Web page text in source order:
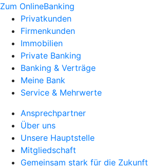
Zum OnlineBanking
Privatkunden
Firmenkunden
Immobilien
Private Banking
Banking & Verträge
Meine Bank
Service & Mehrwerte
Ansprechpartner
Über uns
Unsere Hauptstelle
Mitgliedschaft
Gemeinsam stark für die Zukunft